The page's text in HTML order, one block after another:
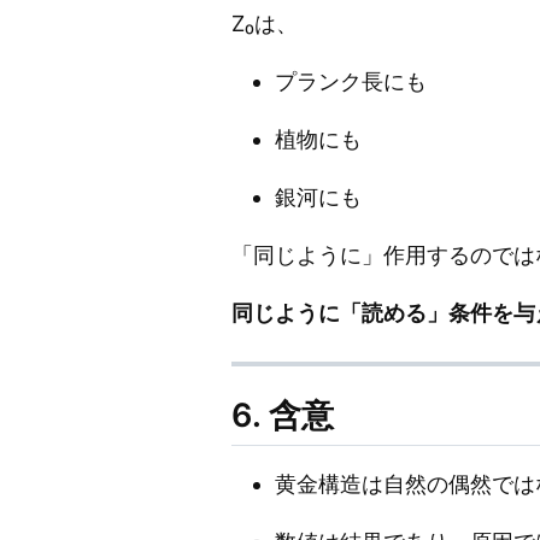
Z₀は、
プランク長にも
植物にも
銀河にも
「同じように」作用するのでは
同じように「読める」条件を与
6. 含意
黄金構造は自然の偶然では